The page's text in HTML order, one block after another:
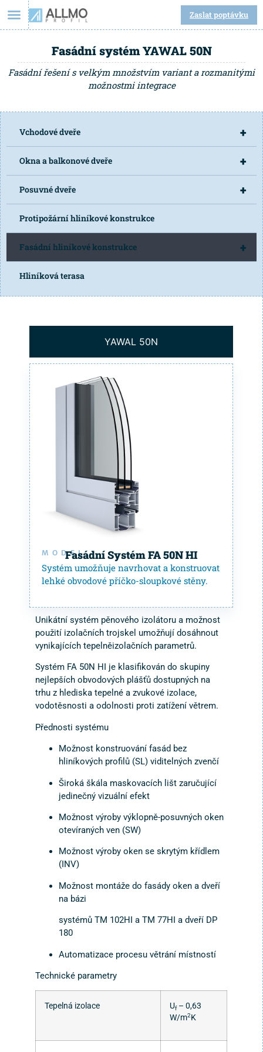
Zaslat poptávku
Fasádní systém YAWAL 50N
Fasádní řešení s velkým množstvím variant a rozmanitými
možnostmi integrace
+
Vchodové dveře
+
Okna a balkonové dveře
+
Posuvné dveře
Protipožární hliníkové konstrukce
+
Fasádní hliníkové konstrukce
Hliníková terasa
YAWAL 50N
MODELFasádní Systém FA 50N HI
Systém umožňuje navrhovat a konstruovat
lehké obvodové příčko-sloupkové stěny.
Unikátní systém pěnového izolátoru a možnost
použití izolačních trojskel umožňují dosáhnout
vynikajících tepelněizolačních parametrů.
Systém FA 50N HI je klasifikován do skupiny
nejlepších obvodových plášťů dostupných na
trhu z hlediska tepelné a zvukové izolace,
vodotěsnosti a odolnosti proti zatížení větrem.
Přednosti systému
Možnost konstruování fasád bez
hliníkových profilů (SL) viditelných zvenčí
Široká škála maskovacích lišt zaručující
jedinečný vizuální efekt
Možnost výroby výklopně-posuvných oken
otevíraných ven (SW)
Možnost výroby oken se skrytým křídlem
(INV)
Možnost montáže do fasády oken a dveří
na bázi
systémů TM 102HI a TM 77HI a dveří DP
180
Automatizace procesu větrání místností
Technické parametry
Tepelná izolace Uf– 0,63
W/m2K